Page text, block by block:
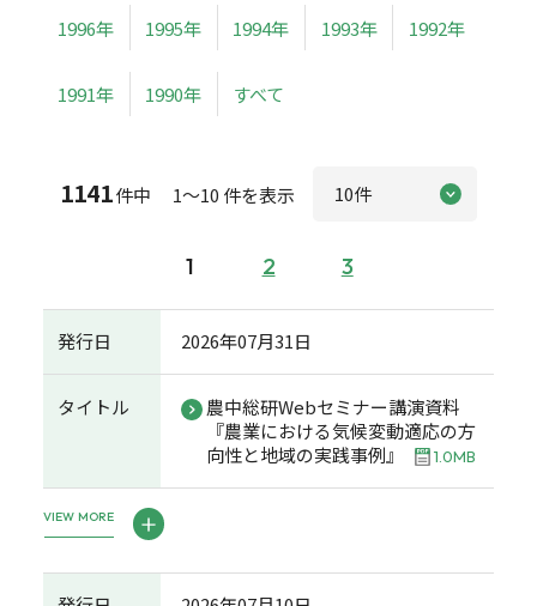
1996年 1995年 1994年 1993年 1992年
1991年 1990年 すべて
1141件中 1～10 件を表示
1 2 3
発行日 2026年07月31日
タイトル
農中総研Webセミナー講演資料
『農業における気候変動適応の方
向性と地域の実践事例』
1.0MB
VIEW MORE